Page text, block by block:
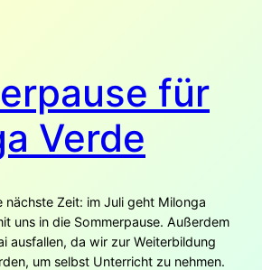
für
Verde
nächste Zeit: im Juli geht Milonga
uns in die Sommerpause. Außerdem
ausfallen, da wir zur Weiterbildung
um selbst Unterricht zu nehmen.